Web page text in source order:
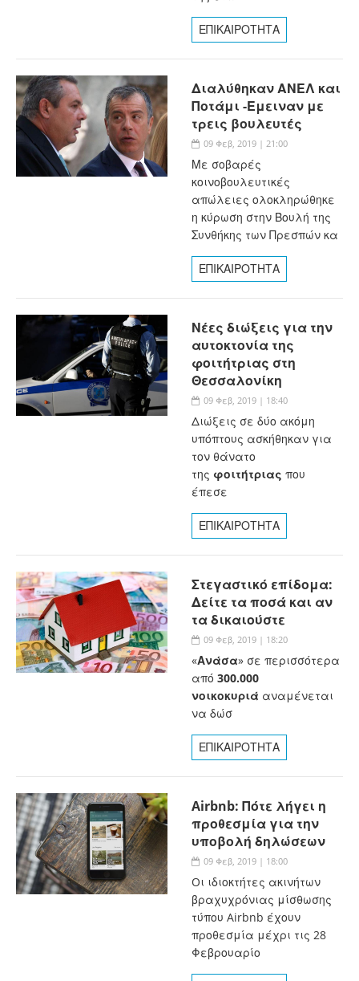
ΕΠΙΚΑΙΡΟΤΗΤΑ
Διαλύθηκαν ΑΝΕΛ και
Ποτάμι -Εμειναν με
τρεις βουλευτές
09 Φεβ, 2019 | 21:00
Με σοβαρές
κοινοβουλευτικές
απώλειες ολοκληρώθηκε
η κύρωση στην Βουλή της
Συνθήκης των Πρεσπών κα
ΕΠΙΚΑΙΡΟΤΗΤΑ
Νέες διώξεις για την
αυτοκτονία της
φοιτήτριας στη
Θεσσαλονίκη
09 Φεβ, 2019 | 18:40
Διώξεις σε δύο ακόμη
υπόπτους ασκήθηκαν για
τον θάνατο
της φοιτήτριας που
έπεσε
ΕΠΙΚΑΙΡΟΤΗΤΑ
Στεγαστικό επίδομα:
Δείτε τα ποσά και αν
τα δικαιούστε
09 Φεβ, 2019 | 18:20
«Ανάσα» σε περισσότερα
από 300.000
νοικοκυριά αναμένεται
να δώσ
ΕΠΙΚΑΙΡΟΤΗΤΑ
Airbnb: Πότε λήγει η
προθεσμία για την
υποβολή δηλώσεων
09 Φεβ, 2019 | 18:00
Oι ιδιοκτήτες ακινήτων
βραχυχρόνιας μίσθωσης
τύπου Airbnb έχουν
προθεσμία μέχρι τις 28
Φεβρουαρίο